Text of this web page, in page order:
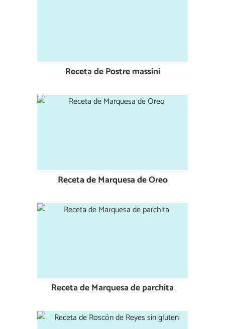
Receta de Postre massini
Receta de Marquesa de Oreo
Receta de Marquesa de parchita